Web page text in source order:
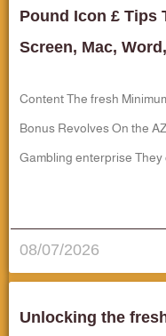
Pound Icon £ Tips
Screen, Mac,
Content The fresh
Bonus Revolves On the
Gambling enterprise
08/07/2026
Unlocking the